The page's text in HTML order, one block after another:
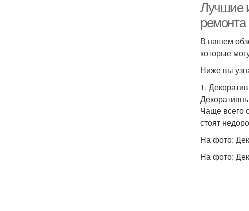
Лучшие
ремонта
В нашем
которые
Ниже вы
1.
Чаще всего
стоят
На фото:
На фото: